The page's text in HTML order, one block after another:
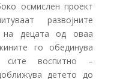
осмислен проект
развојните
на децата од оваа
го обединува
сите воспитно –
детето до